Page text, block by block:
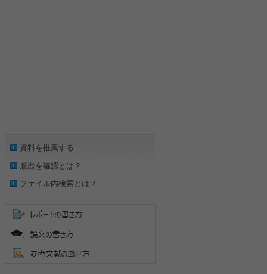
資料を推薦する
履歴を確認とは？
ファイル内検索とは？